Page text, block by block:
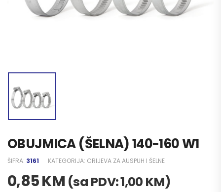
OBUJMICA (ŠELNA) 140-160 W1
ŠIFRA: 3161 KATEGORIJA: CRIJEVA ZA AUSPUH I ŠELNE
0,85KM (sa PDV:1,00 KM)